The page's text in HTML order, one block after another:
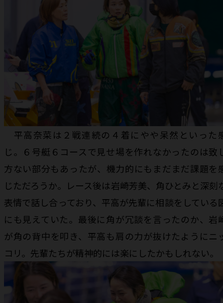
平高奈菜は２戦連続の４着にやや呆然といった
じ。６号艇６コースで見せ場を作れなかったのは致
方ない部分もあったが、機力的にもまだまだ課題を
じただろうか。レース後は岩崎芳美、角ひとみと深刻
表情で話し合っており、平高が先輩に相談をしている
にも見えていた。最後に角が冗談を言ったのか、岩
が角の背中を叩き、平高も肩の力が抜けたようにニ
コリ。先輩たちが精神的には楽にしたかもしれない。